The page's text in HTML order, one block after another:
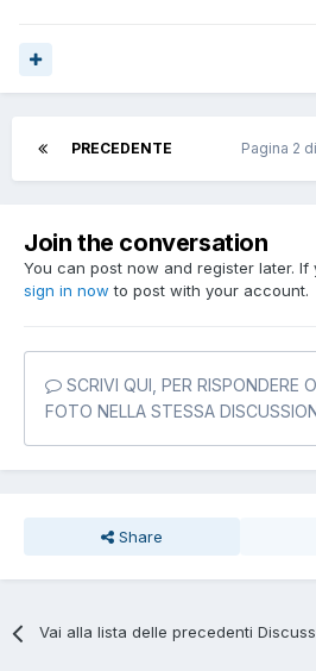
PRECEDENTE Pagina 2
Join the conversation
You can post now and register later.
sign in now to post with your account.
SCRIVI QUI, PER RISPONDERE
FOTO NELLA STESSA
Share
Vai alla lista delle precedenti